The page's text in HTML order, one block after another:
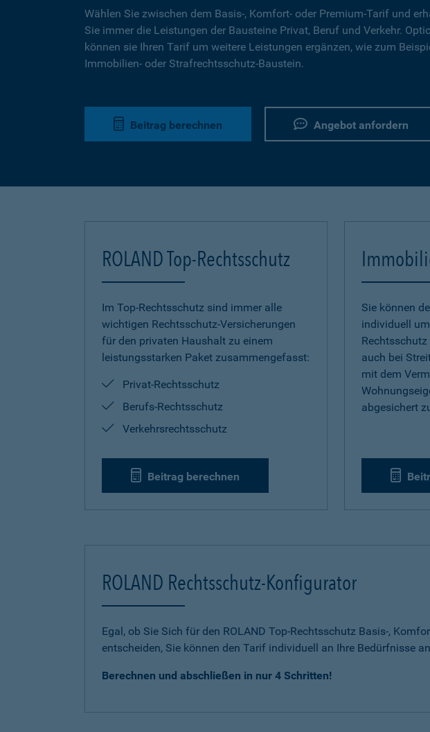
Wählen Sie zwischen dem Basis-, Komfort- oder Premium-Tarif und
Sie immer die Leistungen der Bausteine Privat, Beruf und Verkehr.
können sie Ihren Tarif um weitere Leistungen ergänzen, wie zum
Immobilien- oder Strafrechtsschutz-Baustein.
Beitrag berechnen Angebot anfordern
ROLAND Top-Rechtsschutz
Im Top-Rechtsschutz sind immer alle
wichtigen Rechtsschutz-Versicherungen
für den privaten Haushalt zu einem
leistungsstarken Paket zusammengefasst:
Privat-Rechtsschutz
Berufs-Rechtsschutz
Verkehrsrechtsschutz
Beitrag berechnen
Sie können
individuell
auch bei
mit dem
abgesichert
ROLAND Rechtsschutz-Konfigurator
Egal, ob Sie Sich für den ROLAND Top-Rechtsschutz Basis-,
entscheiden, Sie können den Tarif individuell an Ihre Bedürfnisse
Berechnen und abschließen in nur 4 Schritten!